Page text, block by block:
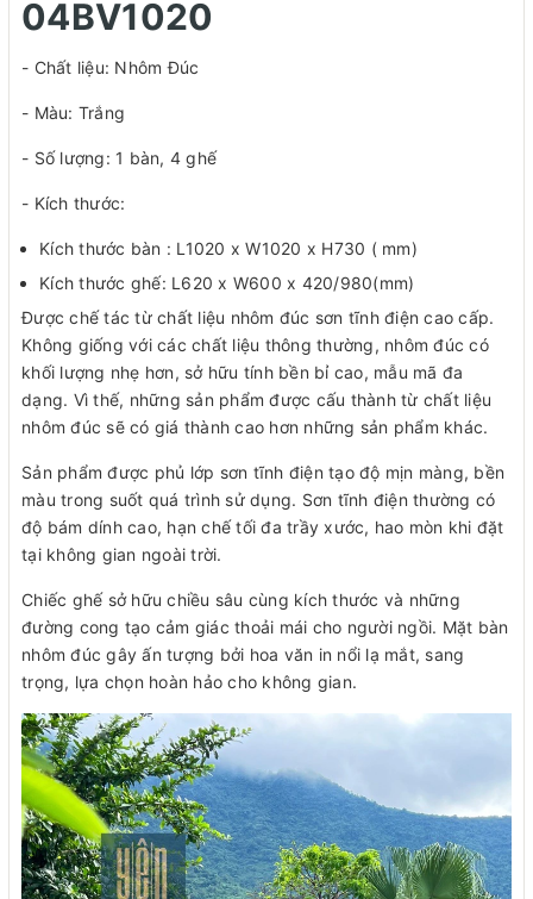
04BV1020
- Chất liệu: Nhôm Đúc
- Màu: Trắng
- Số lượng: 1 bàn, 4 ghế
- Kích thước:
Kích thước bàn : L1020 x W1020 x H730 ( mm)
Kích thước ghế: L620 x W600 x 420/980(mm)
Được chế tác từ chất liệu nhôm đúc sơn tĩnh điện cao cấp.
Không giống với các chất liệu thông thường, nhôm đúc có
khối lượng nhẹ hơn, sở hữu tính bền bỉ cao, mẫu mã đa
dạng. Vì thế, những sản phẩm được cấu thành từ chất liệu
nhôm đúc sẽ có giá thành cao hơn những sản phẩm khác.
Sản phẩm được phủ lớp sơn tĩnh điện tạo độ mịn màng, bền
màu trong suốt quá trình sử dụng. Sơn tĩnh điện thường có
độ bám dính cao, hạn chế tối đa trầy xước, hao mòn khi đặt
tại không gian ngoài trời.
Chiếc ghế sở hữu chiều sâu cùng kích thước và những
đường cong tạo cảm giác thoải mái cho người ngồi. Mặt bàn
nhôm đúc gây ấn tượng bởi hoa văn in nổi lạ mắt, sang
trọng, lựa chọn hoàn hảo cho không gian.